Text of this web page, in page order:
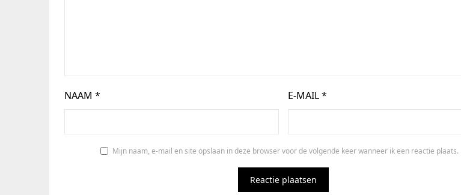
NAAM * E-MAIL*
Mijn naam, e-mail en site opslaan in deze browser voor de volgende keer wanneer ik een reactie plaats.